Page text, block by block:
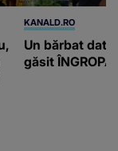
KANALD.RO
Un bărbat dat
găsit